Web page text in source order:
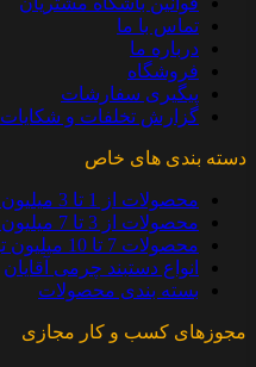
تماس با ما
درباره ما
فروشگاه
پیگیری سفارشات
گزارش تخلفات و شکایات
دسته بندی های خاص
محصولات از 1 تا 3 میلیون تومان
محصولات از 3 تا 7 میلیون تومان
محصولات 7 تا 10 میلیون تومان
انواع دستبند چرمی آقایان
بسته بندی محصولات
مجوزهای کسب و کار مجازی